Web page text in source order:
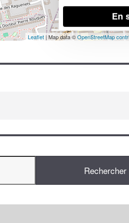
Leaflet | Map data ©OpenStreetMap
En